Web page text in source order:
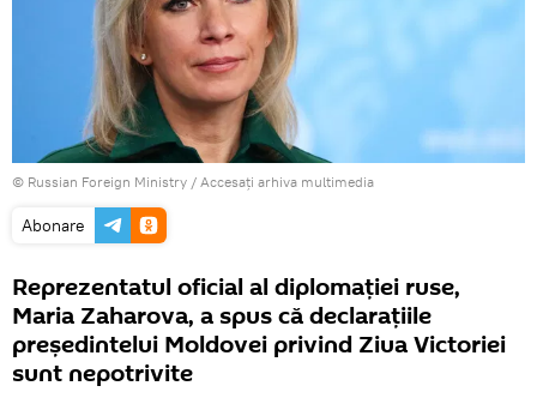
© Russian Foreign Ministry / Accesați arhiva multimedia
Abonare
Reprezentatul oficial al diplomației ruse,
Maria Zaharova, a spus că declarațiile
președintelui Moldovei privind Ziua Victoriei
sunt nepotrivite